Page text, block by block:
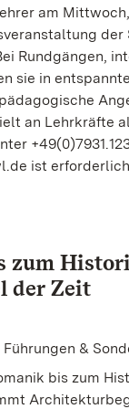
am
Rundgängen,
sie in
an Lehrkräfte
ist
zum
der Zeit
&
bis zum